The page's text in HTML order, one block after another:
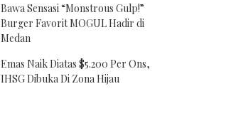
Bawa Sensasi “Monstrous Gulp!”
Burger Favorit MOGUL Hadir di
Medan
Emas Naik Diatas $5.200 Per Ons,
IHSG Dibuka Di Zona Hijau